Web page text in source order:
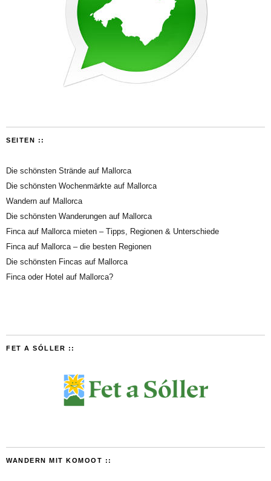
SEITEN ::
Die schönsten Strände auf Mallorca
Die schönsten Wochenmärkte auf Mallorca
Wandern auf Mallorca
Die schönsten Wanderungen auf Mallorca
Finca auf Mallorca mieten – Tipps, Regionen & Unterschiede
Finca auf Mallorca – die besten Regionen
Die schönsten Fincas auf Mallorca
Finca oder Hotel auf Mallorca?
FET A SÓLLER ::
WANDERN MIT KOMOOT ::